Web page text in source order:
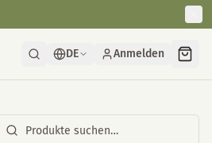
DE Anmelden